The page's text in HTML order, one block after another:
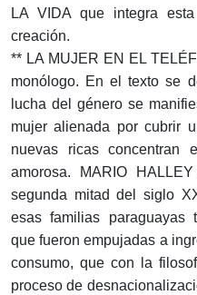
LA VIDA que integra
creación.
** LA MUJER EN EL
monólogo. En el texto se
lucha del género se
mujer alienada por cubrir
nuevas ricas concentran
amorosa. MARIO
segunda mitad del siglo
esas familias paraguayas
que fueron empujadas a
consumo, que con la
proceso de